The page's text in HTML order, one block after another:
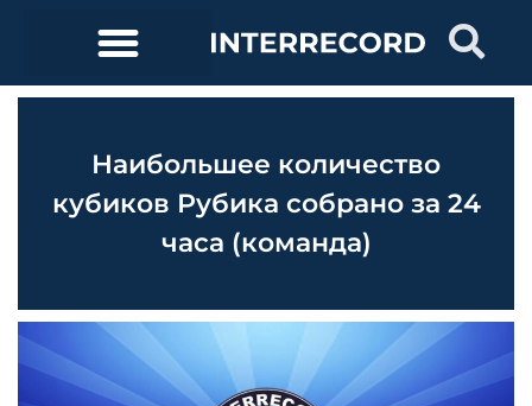
Наибольшее количество
кубиков Рубика собрано за 24
часа (команда)